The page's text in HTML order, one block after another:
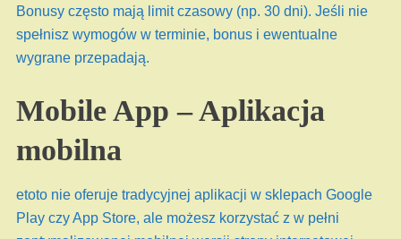
Bonusy często mają limit czasowy (np. 30 dni). Jeśli nie
spełnisz wymogów w terminie, bonus i ewentualne
wygrane przepadają.
Mobile App – Aplikacja
mobilna
etoto nie oferuje tradycyjnej aplikacji w sklepach Google
Play czy App Store, ale możesz korzystać z w pełni